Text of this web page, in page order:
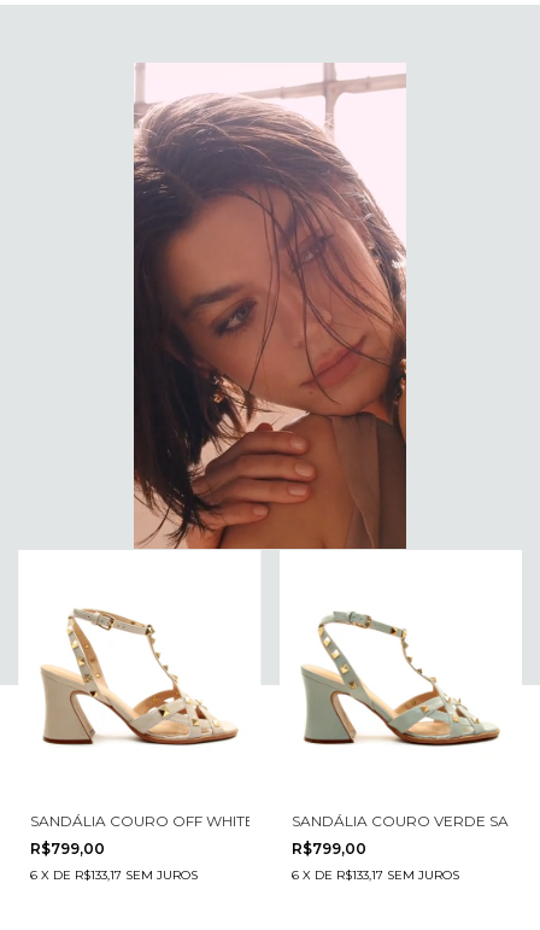
SANDÁLIA COURO OFF WHITE SALTO BLOCO MÉDIO CECCONELLO
R$799,00
6 X DE R$133,17 SEM JUROS
SANDÁLIA COURO VERDE
R$799,00
6 X DE R$133,17 SEM JUROS